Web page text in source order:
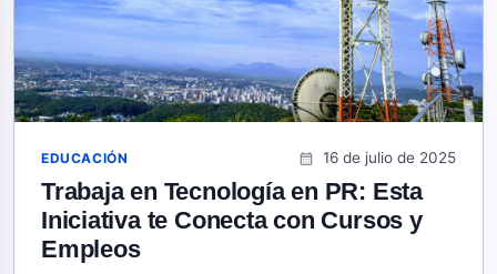
EDUCACIÓN calendar_month 16 de julio de 2025
Trabaja en Tecnología en PR: Esta
Iniciativa te Conecta con Cursos y
Empleos